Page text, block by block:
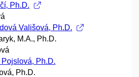
Ph.D.
Vališová, Ph.D.
M.A., Ph.D.
Pojslová, Ph.D.
Ph.D.